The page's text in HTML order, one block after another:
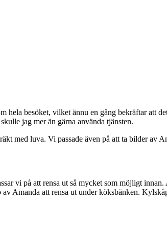
besöket, vilket ännu en gång bekräftar att
jag mer än gärna använda tjänsten.
med luva. Vi passade även på att ta bilder av
vi på att rensa ut så mycket som möjligt
Amanda att rensa ut under köksbänken.